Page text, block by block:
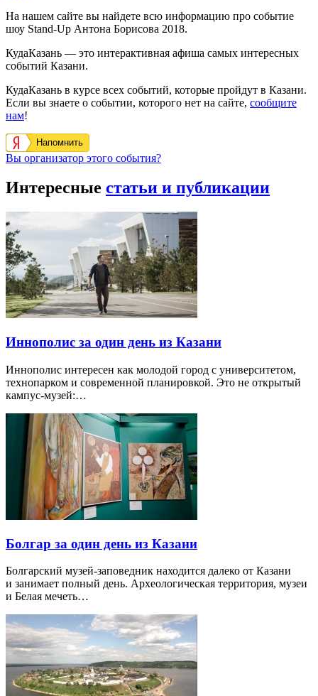
На нашем сайте вы найдете всю информацию про событие
шоу Stand-Up Антона Борисова 2018.
КудаКазань — это интерактивная афиша самых интересных
событий Казани.
КудаКазань в курсе всех событий, которые пройдут в Казани.
Если вы знаете о событии, которого нет на сайте, сообщите
нам!
Напомнить
Вы организатор этого события?
Интересные статьи и публикации
Иннополис за один день из Казани
Иннополис интересен как молодой город с университетом,
технопарком и современной планировкой. Это не открытый
кампус-музей:…
Болгар за один день из Казани
Болгарский музей-заповедник находится далеко от Казани
и занимает полный день. Археологическая территория, музеи
и Белая мечеть…